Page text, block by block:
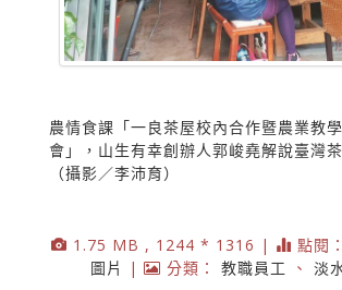
農情食課「一良茶屋校內合作暨農業教
會」，山生有幸創辦人郭峻堯解說臺灣
（攝影／李沛育）
1.75 MB , 1244 * 1316 | 點閱
圖片
| 分類： 教職員工 、 淡